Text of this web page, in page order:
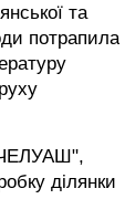
та
потрапила
ділянки